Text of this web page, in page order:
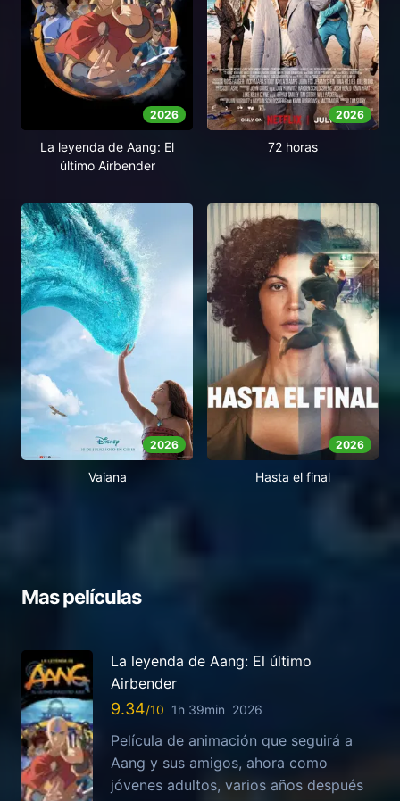
2026
La leyenda de Aang: El
último Airbender
2026
72 horas
2026
Vaiana
2026
Hasta el final
Mas películas
La leyenda de Aang: El último
Airbender
9.34 1h 39min 2026
Película de animación que seguirá a
Aang y sus amigos, ahora como
jóvenes adultos, varios años después